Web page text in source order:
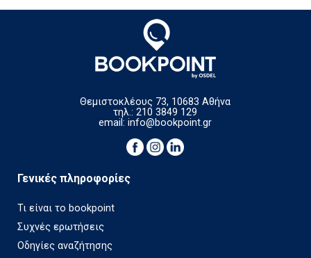
Θεμιστοκλέους 73, 10683 Αθήνα
τηλ.: 210 3849 129
email:info@bookpoint.gr
Γενικές πληροφορίες
Τι είναι το bookpoint
Συχνές ερωτήσεις
Οδηγίες αναζήτησης